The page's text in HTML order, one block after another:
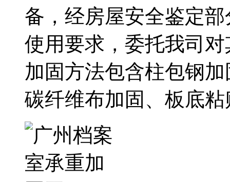
备，经房屋安全鉴定
使用要求，委托我司
加固方法包含柱包钢
碳纤维布加固、板底